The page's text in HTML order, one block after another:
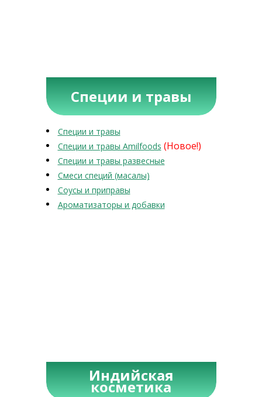
Специи и травы
Специи и травы
Специи и травы Amilfoods (Новое!)
Специи и травы развесные
Смеси специй (масалы)
Соусы и приправы
Ароматизаторы и добавки
Индийская
косметика